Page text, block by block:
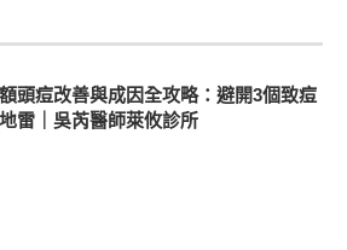
額頭痘改善與成因全攻略：避開3個致痘
地雷｜吳芮醫師萊攸診所